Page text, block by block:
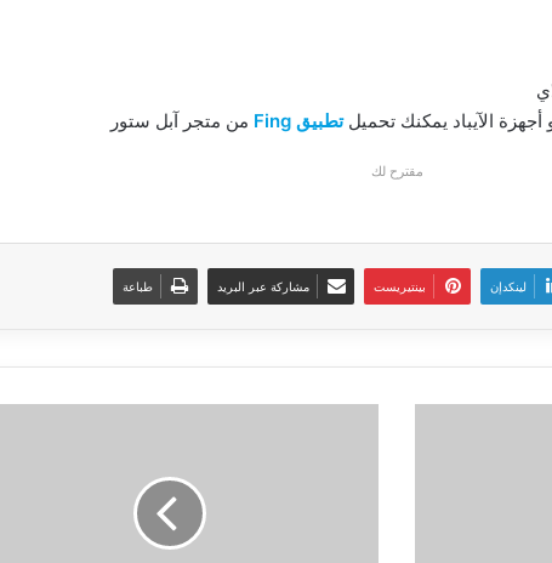
الآيباد يمكنك تحميلتطبيق Fing من متجر آبل ستور
مقترح لك
لينكدإن بينتيريست مشاركة عبر البريد طباعة